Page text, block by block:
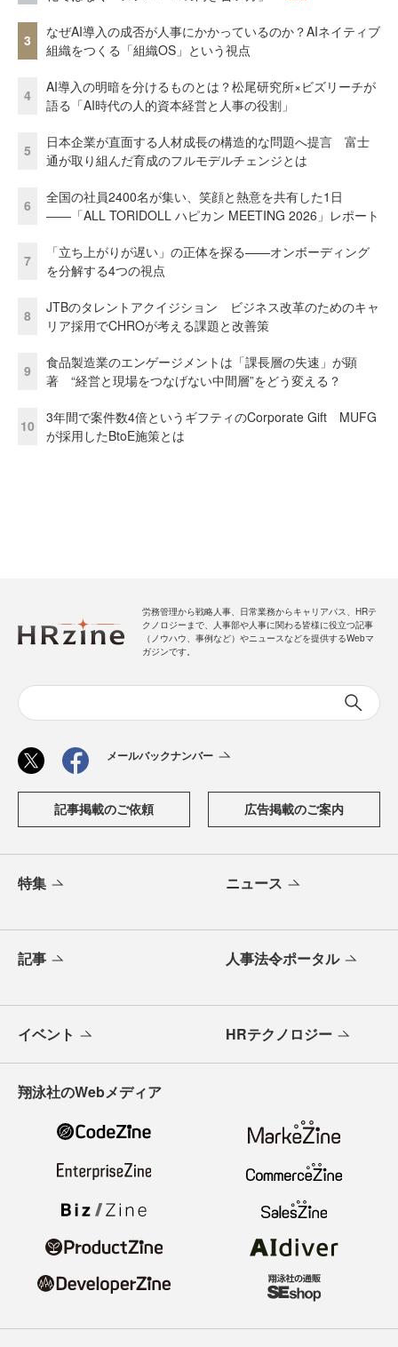
3
なぜAI導入の成否が人事にかかっているのか？AIネイティブ
組織をつくる「組織OS」という視点
4
AI導入の明暗を分けるものとは？松尾研究所×ビズリーチが
語る「AI時代の人的資本経営と人事の役割」
5
日本企業が直面する人材成長の構造的な問題へ提言 富士
通が取り組んだ育成のフルモデルチェンジとは
6
全国の社員2400名が集い、笑顔と熱意を共有した1日
――「ALL TORIDOLL ハピカン MEETING 2026」レポート
7
「立ち上がりが遅い」の正体を探る——オンボーディング
を分解する4つの視点
8
JTBのタレントアクイジション ビジネス改革のためのキャ
リア採用でCHROが考える課題と改善策
9
食品製造業のエンゲージメントは「課長層の失速」が顕
著 “経営と現場をつなげない中間層”をどう変える？
10
3年間で案件数4倍というギフティのCorporate Gift MUFG
が採用したBtoE施策とは
労務管理から戦略人事、日常業務からキャリアパス、HRテ
クノロジーまで、人事部や人事に関わる皆様に役立つ記事
（ノウハウ、事例など）やニュースなどを提供するWebマ
ガジンです。
メールバックナンバー
記事掲載のご依頼 広告掲載のご案内
特集 ニュース
記事 人事法令ポータル
イベント HRテクノロジー
翔泳社のWebメディア